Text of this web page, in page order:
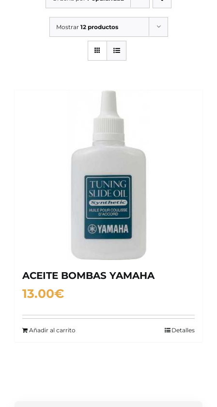
SERVICIOS TALLER
SERVICIOS TALLER
Mostrar 12 productos
ACEITE BOMBAS YAMAHA
13.00€
Añadir al carrito Detalles